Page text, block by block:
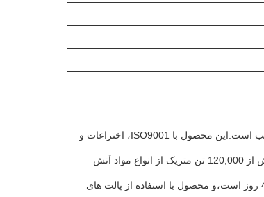
حاوی ZrO2 ≥31٪، Al2O3 ≥48٪ و Fe2O3 ≤17٪،LUMING Refractory Castable یک ماده بسیار عالی است که برای کاربردهای درجه حرارت بالا مناسب است.این محصول با ISO9001، اختراعات و
LUMING Refractory Castble جایگزین ایده آل برای آجرهای سنتی Clay Refractory و مواد Refractory Fused Silica است. با ظرفیت تولید سالانه بیش از 120,000 تن متریک از انواع مواد آتش
حداقل مقدار سفارش 5 تن متریک است، و شرایط پرداخت پذیرفته شده L / C، T / T و اتحادیه غربی است. زمان تحویل برای محصولات سفارشی 5-45 روز است،و محصول با استفاده از پالت های